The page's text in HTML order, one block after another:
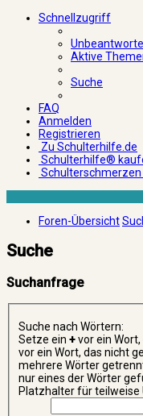
Schnellzugriff
Aktive
Suche
FAQ
Anmelden
Registrieren
Zu Schulterhilfe.de
Schulterhilfe®
Schulterschmerzen
Foren-Übersicht
Suche
Suchanfrage
Suche nach Wörtern:
Setze ein +vor ein
vor ein Wort, das nicht
mehrere Wörter
nur eines der Wörter
Platzhalter für teilweise